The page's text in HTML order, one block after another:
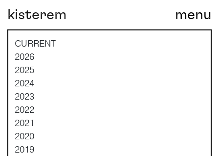
Main Navigation
kisterem menu
CURRENT
2026
2025
2024
2023
2022
2021
2020
2019